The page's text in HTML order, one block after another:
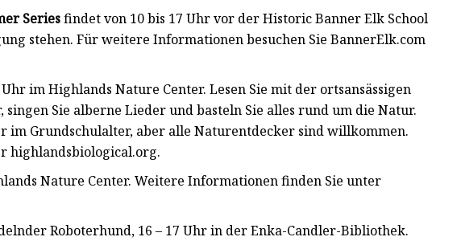
Seriesfindet von 10 bis 17 Uhr vor der Historic Banner Elk School
stehen. Für weitere Informationen besuchen Sie BannerElk.com
im Highlands Nature Center. Lesen Sie mit der ortsansässigen
singen Sie alberne Lieder und basteln Sie alles rund um die Natur.
im Grundschulalter, aber alle Naturentdecker sind willkommen.
highlandsbiological.org.
Nature Center. Weitere Informationen finden Sie unter
Roboterhund, 16 – 17 Uhr in der Enka-Candler-Bibliothek.